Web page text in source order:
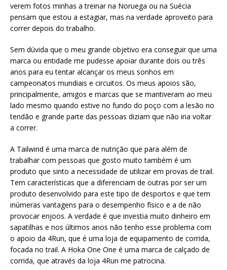
verem fotos minhas a treinar na Noruega ou na Suécia
pensam que estou a estagiar, mas na verdade aproveito para
correr depois do trabalho.
Sem dúvida que o meu grande objetivo era conseguir que uma
marca ou entidade me pudesse apoiar durante dois ou três
anos para eu tentar alcançar os meus sonhos em
campeonatos mundiais e circuitos. Os meus apoios são,
principalmente, amigos e marcas que se mantiveram ao meu
lado mesmo quando estive no fundo do poço com a lesão no
tendão e grande parte das pessoas diziam que não iria voltar
a correr.
A Tailwind é uma marca de nutrição que para além de
trabalhar com pessoas que gosto muito também é um
produto que sinto a necessidade de utilizar em provas de trail.
Tem características que a diferenciam de outras por ser um
produto desenvolvido para este tipo de desportos e que tem
inúmeras vantagens para o desempenho físico e a de não
provocar enjoos. A verdade é que investia muito dinheiro em
sapatilhas e nos últimos anos não tenho esse problema com
o apoio da 4Run, que é uma loja de equipamento de corrida,
focada no trail. A Hoka One One é uma marca de calçado de
corrida, que através da loja 4Run me patrocina.